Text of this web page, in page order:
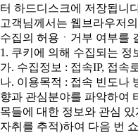
터 하드디스크에 저장됩니
고객님께서는 웹브라우저
수집의 허용ㆍ거부 여부를
1. 쿠키에 의해 수집되는 정
가. 수집정보 : 접속IP, 접속
나. 이용목적 : 접속 빈도나
향과 관심분야를 파악하여
목들에 대한 정보와 관심
자취를 추적)하여 다음 번